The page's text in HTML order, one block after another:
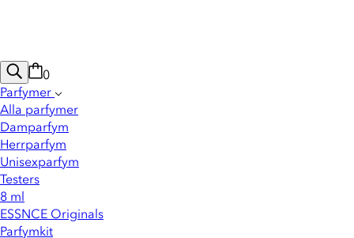
0
Parfymer
Alla parfymer
Damparfym
Herrparfym
Unisexparfym
Testers
8 ml
ESSNCE Originals
Parfymkit